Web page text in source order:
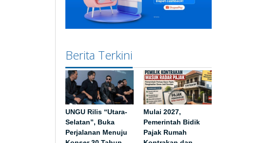
Berita Terkini
UNGU Rilis “Utara-
Selatan”, Buka
Perjalanan Menuju
Mulai 2027,
Pemerintah Bidik
Pajak Rumah